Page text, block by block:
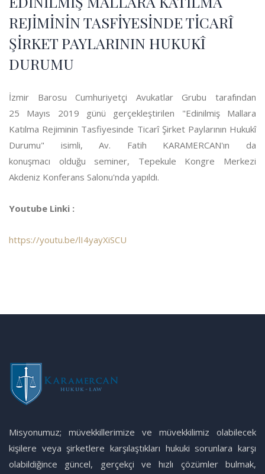
REJİMİNİN TASFİYESİNDE TİCARÎ
ŞİRKET PAYLARININ HUKUKÎ
DURUMU
İzmir Barosu Cumhuriyetçi Avukatlar Grubu tarafından
25 Mayıs 2019 günü gerçekleştirilen "Edinilmiş Mallara
Katılma Rejiminin Tasfiyesinde Ticarî Şirket Paylarının Hukukî
Durumu" isimli, Av. Fatih KARAMERCAN'ın da
konuşmacı olduğu seminer, Tepekule Kongre Merkezi
Akdeniz Konferans Salonu'nda yapıldı.
Youtube Linki :
https://youtu.be/lI4yayXiSCU
Misyonumuz; müvekkillerimize ve müvekkilimiz olabilecek
kişilere veya şirketlere karşılaştıkları hukuki sorunlara karşı
olabildiğince güncel, gerçekçi ve hızlı çözümler bulmak,